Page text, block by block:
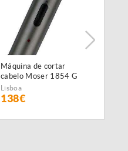
Máquina de cortar
cabelo Moser 1854 G
Plus NOVA
Lisboa
138€